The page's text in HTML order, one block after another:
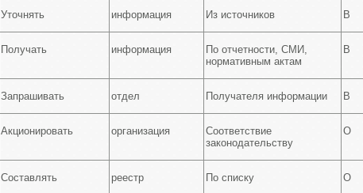
Уточнять информация Из источников В
Получать информация
По отчетности, СМИ,
нормативным актам
В
Запрашивать отдел Получателя информации В
Акционировать организация
Соответствие
законодательству
О
Составлять реестр По списку О